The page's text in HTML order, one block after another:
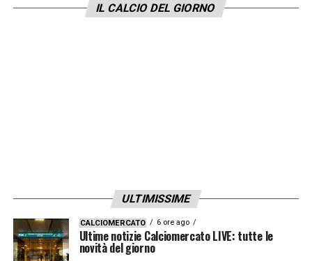
IL CALCIO DEL GIORNO
ULTIMISSIME
CALCIOMERCATO 6 ore ago
Ultime notizie Calciomercato LIVE: tutte le
novità del giorno